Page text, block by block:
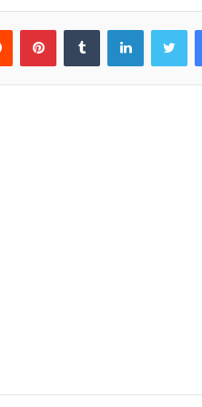
فيسبوك لينكدإن بينتيريست